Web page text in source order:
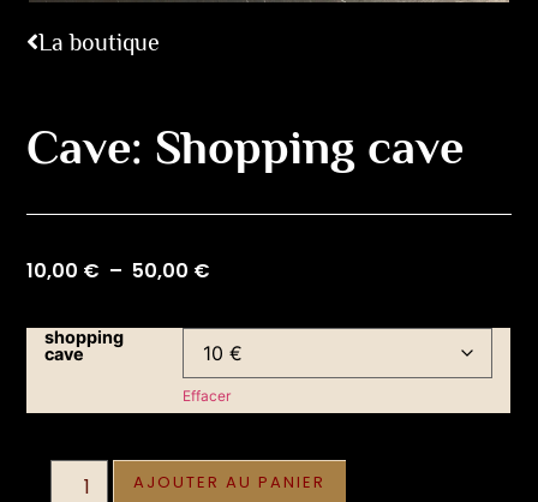
La boutique
Cave: Shopping cave
10,00 € – 50,00 €
shopping
cave
Effacer
AJOUTER AU PANIER